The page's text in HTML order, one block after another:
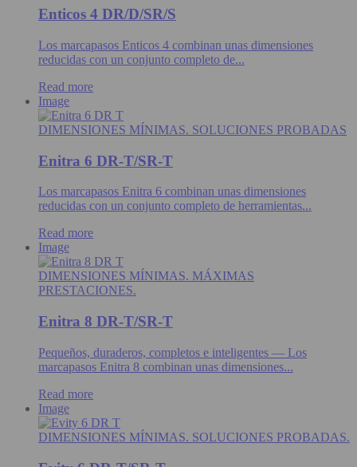
Enticos 4 DR/D/SR/S
Los marcapasos Enticos 4 combinan unas dimensiones
reducidas con un conjunto completo de...
Read more
Image
DIMENSIONES MÍNIMAS. SOLUCIONES PROBADAS
Enitra 6 DR-T/SR-T
Los marcapasos Enitra 6 combinan unas dimensiones
reducidas con un conjunto completo de herramientas...
Read more
Image
DIMENSIONES MÍNIMAS. MÁXIMAS
PRESTACIONES.
Enitra 8 DR-T/SR-T
Pequeños, duraderos, completos e inteligentes — Los
marcapasos Enitra 8 combinan unas dimensiones...
Read more
Image
DIMENSIONES MÍNIMAS. SOLUCIONES PROBADAS.